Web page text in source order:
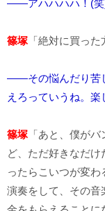
――アハハハハ！(
篠塚 「絶対に買っ
――その悩んだり苦
えろっていうね。楽
篠塚 「あと、僕が
ど、ただ好きなだ
ったらこいつが変
演奏をして、その音